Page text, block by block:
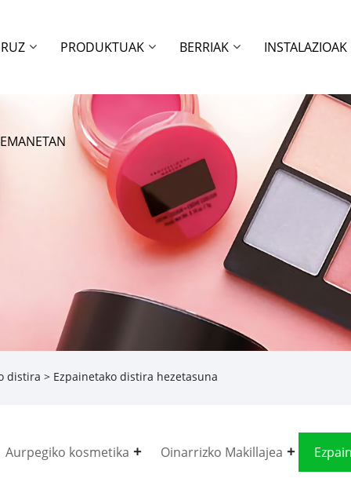
PRODUKTUAK BERRIAK INSTALAZIOAK
distira > Ezpainetako distira hezetasuna
Aurpegiko kosmetika Oinarrizko Makillajea